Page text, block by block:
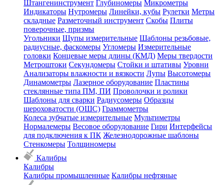
Штангенинструмент Глубиномеры Микрометры
Индикаторы Нутромеры Линейки, кубы Рулетки Метры
складные Разметочный инструмент Скобы Плиты
поверочные, призмы
Угольники Щупы измерительные Шаблоны резьбовые,
радиусные, фаскомеры Угломеры Измерительные
головки Концевые меры длины (КМД) Меры твердости
Метроштоки Секундомеры Стойки и штативы Уровни
Анализаторы влажности и вязкости Лупы Высотомеры
Динамометры Лазерное оборудование Пластины
стеклянные типа ПМ, ПИ Проволочки и ролики
Шаблоны для сварки Радиусомеры Образцы
шероховатости (ОШС) Граммометры
Колеса зубчатые измерительные Мультиметры
Нормалемеры Весовое оборудование Гири Интерфейсы
для подключения к ПК Железнодорожные шаблоны
Стенкомеры Толщиномеры
Калибры
Калибры
Калибры промышленные Калибры нефтяные